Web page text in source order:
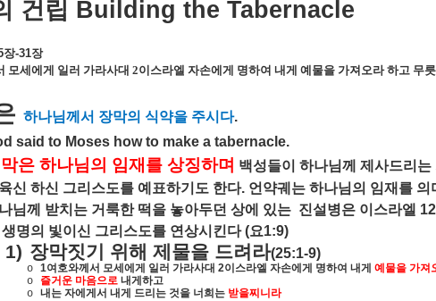
건립 Building the Tabernacle
장-31장
모세에게 일러 가라사대 2이스라엘 자손에게 명하여 내게 예물을 가져오라 하고 무
하나님께서 장막의 식약을 주시다.
said to Moses how to make a tabernacle.
은 하나님의 임재를 상징하며 백성들이 하나님께 제사드리는
신 하신 그리스도를 예표하기도 한다. 언약궤는 하나님의 임재를 의
님께
받치는 거룩한 떡을 놓아두던 상에 있는 진설병은 이스라엘 12
생명의 빛이신 그리스도를 연상시킨다 (요1:9)
1) 장막짓기 위해 제물을 드려라(25:1-9)
o 1여호와께서 모세에게 일러 가라사대 2이스라엘 자손에게 명하여 내게 예물을 가져
o
즐거운 마음으로 내게하고
o 내는 자에게서 내게 드리는 것을 너희는 받을찌니라